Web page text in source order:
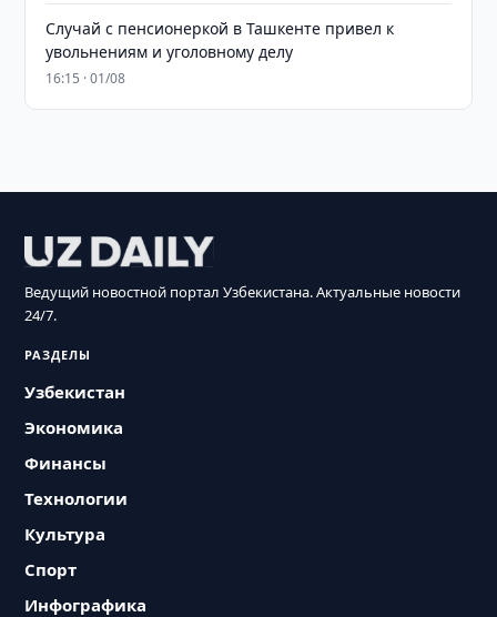
Случай с пенсионеркой в Ташкенте привел к
увольнениям и уголовному делу
16:15 · 01/08
Ведущий новостной портал Узбекистана. Актуальные новости
24/7.
РАЗДЕЛЫ
Узбекистан
Экономика
Финансы
Технологии
Культура
Спорт
Инфографика